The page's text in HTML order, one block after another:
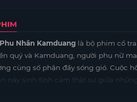
Nhân Kamduang là bộ phim cổ
quý và Kamduang, người phụ nữ
cùng số phận đầy sóng gió. Cuộc
nảy sinh tình cảm thật sự giữa
của